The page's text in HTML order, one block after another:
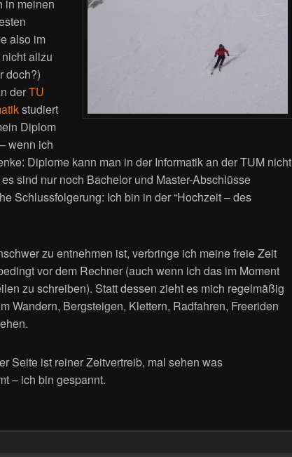
in meinen
also im
nicht allzu
doch?)
derTU
studiert
Diplom
wenn ich
Diplome kann man in der Informatik an der TUM nicht
sind nur noch Bachelor und Master-Abschlüsse
Schlussfolgerung: Ich bin in der “Hochzeit – des
zu entnehmen ist, verbringe ich meine freie Zeit
vor dem Rechner (auch wenn ich das im Moment
zu schreiben). Statt dessen zieht es mich regelmäßig
Wandern, Bergsteigen, Klettern, Radfahren, Freeriden
Seite ist reiner Zeitvertreib, mal sehen was
– ich bin gespannt.